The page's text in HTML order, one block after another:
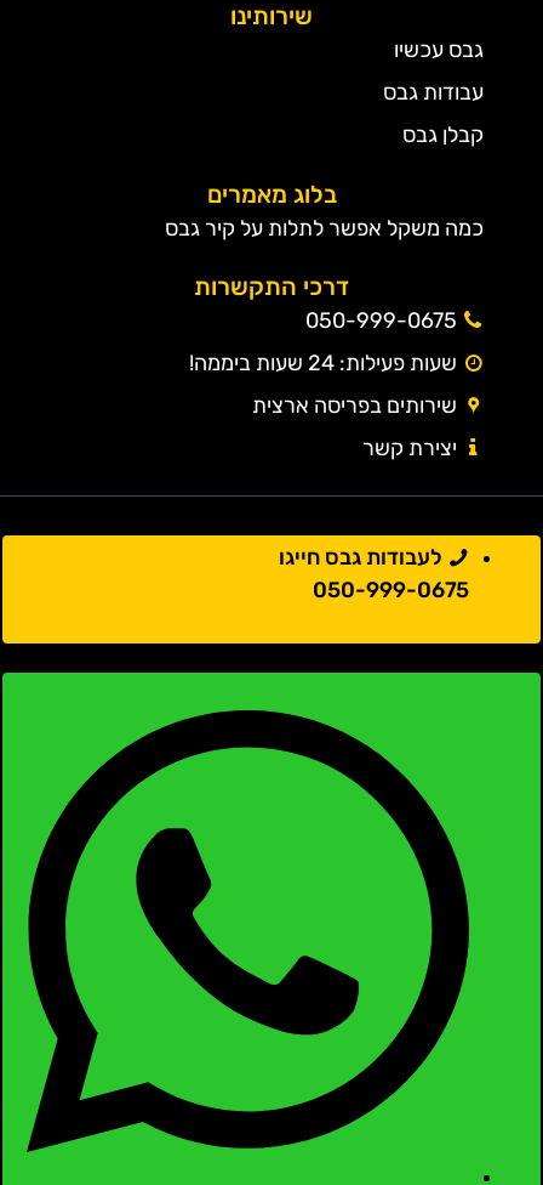
שירותינו
גבס עכשיו
עבודות גבס
קבלן גבס
בלוג מאמרים
כמה משקל אפשר לתלות על קיר גבס
דרכי התקשרות
050-999-0675
שעות פעילות: 24 שעות ביממה!
שירותים בפריסה ארצית
יצירת קשר
לעבודות גבס חייגו
050-999-0675